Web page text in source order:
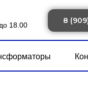
18.00
8